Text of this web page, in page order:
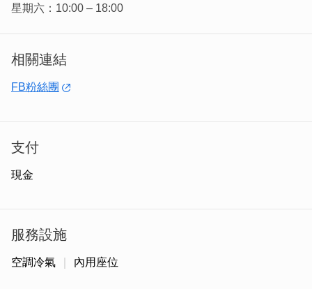
色氣泡飲和甜點，不定期店內也有音樂展演，非常適合下午
茶聚會的秘密空間。
星期六：10:00 – 18:00
相關連結
FB粉絲團
支付
現金
服務設施
空調冷氣 內用座位